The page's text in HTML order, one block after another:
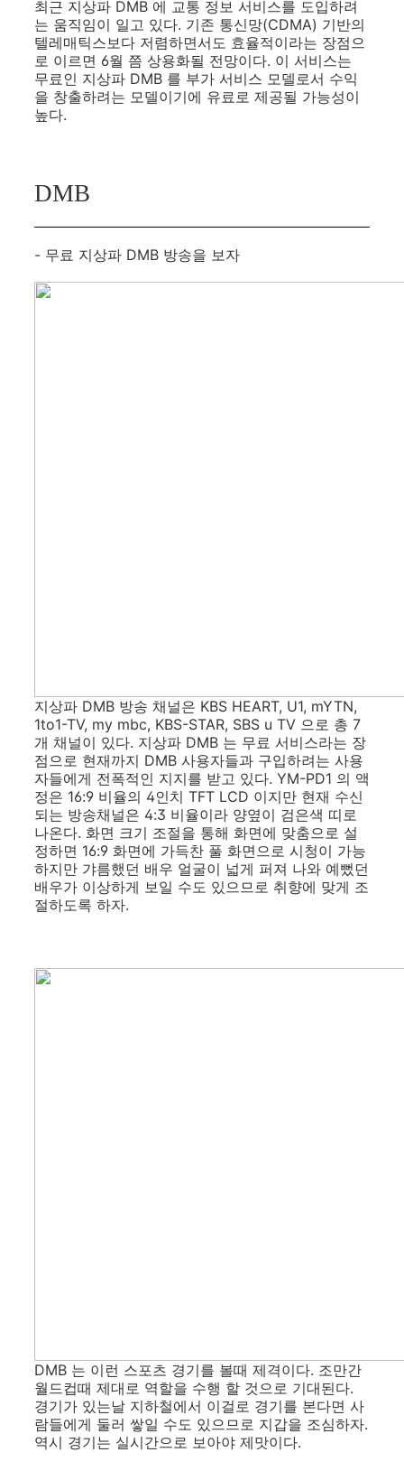
최근 지상파 DMB 에 교통 정보 서비스를 도입하려
는 움직임이 일고 있다. 기존 통신망(CDMA) 기반의
텔레매틱스보다 저렴하면서도 효율적이라는 장점으
로 이르면 6월 쯤 상용화될 전망이다. 이 서비스는
무료인 지상파 DMB 를 부가 서비스 모델로서 수익
을 창출하려는 모델이기에 유료로 제공될 가능성이
높다.
DMB
- 무료 지상파 DMB 방송을 보자
지상파 DMB 방송 채널은 KBS HEART, U1, mYTN,
1to1-TV, my mbc, KBS-STAR, SBS u TV 으로 총 7
개 채널이 있다. 지상파 DMB 는 무료 서비스라는 장
점으로 현재까지 DMB 사용자들과 구입하려는 사용
자들에게 전폭적인 지지를 받고 있다. YM-PD1 의 액
정은 16:9 비율의 4인치 TFT LCD 이지만 현재 수신
되는 방송채널은 4:3 비율이라 양옆이 검은색 띠로
나온다. 화면 크기 조절을 통해 화면에 맞춤으로 설
정하면 16:9 화면에 가득찬 풀 화면으로 시청이 가능
하지만 갸름했던 배우 얼굴이 넓게 퍼져 나와 예뻤던
배우가 이상하게 보일 수도 있으므로 취향에 맞게 조
절하도록 하자.
DMB 는 이런 스포츠 경기를 볼때 제격이다. 조만간
월드컵때 제대로 역할을 수행 할 것으로 기대된다.
경기가 있는날 지하철에서 이걸로 경기를 본다면 사
람들에게 둘러 쌓일 수도 있으므로 지갑을 조심하자.
역시 경기는 실시간으로 보아야 제맛이다.